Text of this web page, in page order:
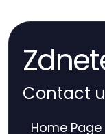
Contact
Home Page